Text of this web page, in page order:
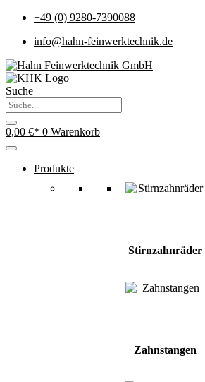
+49 (0) 9280-7390088
info@hahn-feinwerktechnik.de
Suche
0,00 € 0 Warenkorb
Produkte
Stirnzahnräder
Zahnstangen